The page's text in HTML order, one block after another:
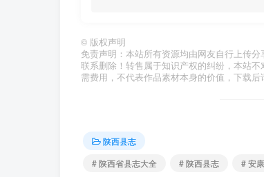
© 版权声明
免责声明：本站所有资源均由网友自行上传
联系删除！转售属于知识产权的纠纷，本站
需费用，不代表作品素材本身的价值，下载后
陕西县志
# 陕西省县志大全
# 陕西县志 # 安